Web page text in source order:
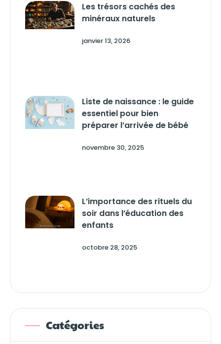
Les trésors cachés des
minéraux naturels
janvier 13, 2026
Liste de naissance : le guide
essentiel pour bien
préparer l’arrivée de bébé
novembre 30, 2025
L’importance des rituels du
soir dans l’éducation des
enfants
octobre 28, 2025
Catégories